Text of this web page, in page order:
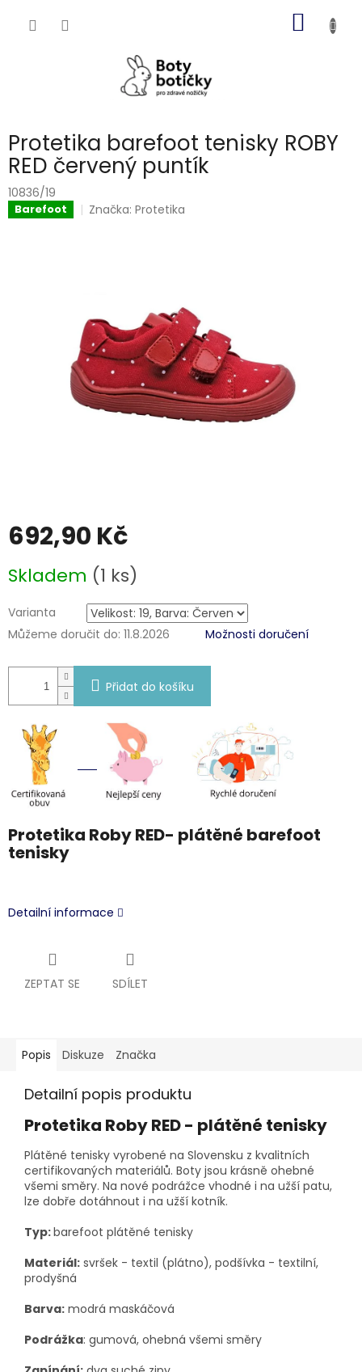
KOŠÍK
Protetika barefoot tenisky ROBY
RED červený puntík
10836/19
Barefoot Značka:Protetika
692,90 Kč
cena:
Skladem (1 ks)
Varianta
Můžeme doručit do: 11.8.2026 Možnosti doručení
Přidat do košíku
Protetika Roby RED- plátěné barefoot
tenisky
Detailní informace
ZEPTAT SE SDÍLET
Popis Diskuze Značka
Detailní popis produktu
Protetika Roby RED - plátěné tenisky
Plátěné tenisky vyrobené na Slovensku z kvalitních
certifikovaných materiálů. Boty jsou krásně ohebné
všemi směry. Na nové podrážce vhodné i na užší patu,
lze dobře dotáhnout i na užší kotník.
Typ:barefoot plátěné tenisky
Materiál: svršek - textil (plátno), podšívka - textilní,
prodyšná
Barva: modrá maskáčová
Podrážka: gumová, ohebná všemi směry